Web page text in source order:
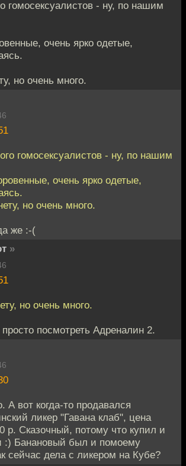
гомосексуалистов - ну, по нашим
очень ярко одетые,
но очень много.
гомосексуалистов - ну, по нашим
очень ярко одетые,
но очень много.
же :-(
»
но очень много.
посмотреть Адреналин 2.
вот когда-то продавался
ликер "Гавана клаб", цена
р. Сказочный, потому что купил и
:) Банановый был и помоему
сейчас дела с ликером на Кубе?